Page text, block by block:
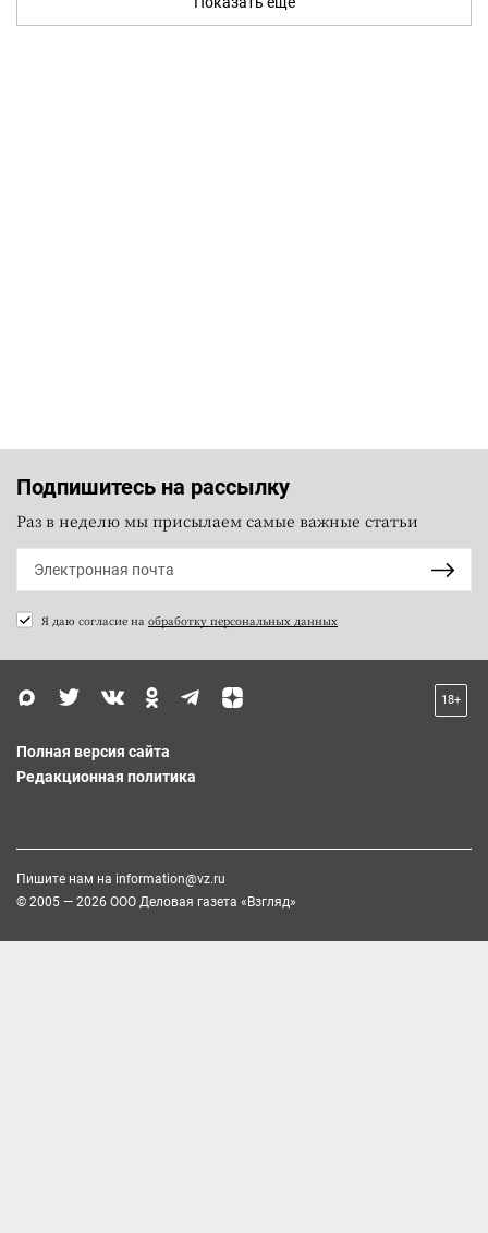
Подпишитесь на рассылку
Раз в неделю мы присылаем самые важные статьи
Я даю согласие на обработку персональных данных
18+
Полная версия сайта
Редакционная политика
Пишите нам на information@vz.ru
© 2005 — 2026 ООО Деловая газета «Взгляд»